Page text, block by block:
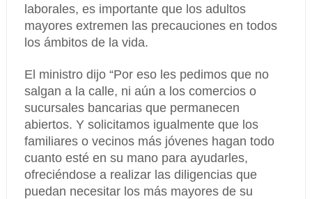
laborales, es importante que los adultos
mayores extremen las precauciones en todos
los ámbitos de la vida.
El ministro dijo “Por eso les pedimos que no
salgan a la calle, ni aún a los comercios o
sucursales bancarias que permanecen
abiertos. Y solicitamos igualmente que los
familiares o vecinos más jóvenes hagan todo
cuanto esté en su mano para ayudarles,
ofreciéndose a realizar las diligencias que
puedan necesitar los más mayores de su